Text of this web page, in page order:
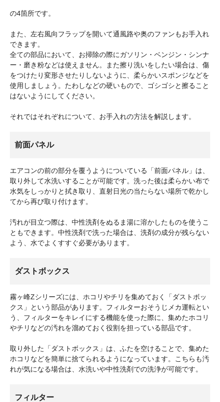
の4箇所です。
また、左右風向フラップを開いて通風路や奥のファンもお手入れ
できます。
全ての部品において、お掃除の際にガソリン・ベンジン・シンナ
ー・磨き粉などは使えません。また擦り洗いをしたい場合は、傷
をつけたり変形させたりしないように、柔らかいスポンジなどを
使用しましょう。たわしなどの硬いもので、ゴシゴシと擦ること
はないようにしてください。
それではそれぞれについて、お手入れの方法を解説します。
前面パネル
エアコンの前の部分を覆うようについている「前面パネル」は、
取り外して水洗いすることが可能です。洗った後は柔らかい布で
水気をしっかりと拭き取り、直射日光の当たらない場所で乾かし
てから再び取り付けます。
汚れが目立つ際は、中性洗剤をぬるま湯に溶かしたものを使うこ
ともできます。中性洗剤で洗った場合は、洗剤の成分が残らない
よう、水でよくすすぐ必要があります。
ダストボックス
霧ヶ峰Zシリーズには、ホコリやチリを集めておく「ダストボッ
クス」という部品があります。フィルターおそうじメカ運転とい
う、フィルターをキレイにする機能を使った際に、集めたホコリ
やチリなどの汚れを溜めておく役割を担っている部品です。
取り外した「ダストボックス」は、ふたを空けることで、集めた
ホコリなどを簡単に捨てられるようになっています。こちらも汚
れが気になる場合は、水洗いや中性洗剤での洗浄が可能です。
フィルター